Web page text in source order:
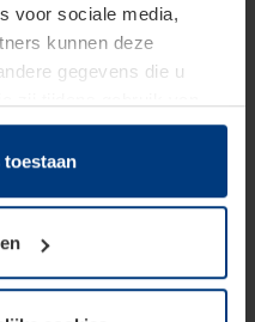
voor sociale media,
kunnen deze
gegevens die u
cookies op uw
is. Voor alle andere
benodigd. Uw
bij de uitleg van de